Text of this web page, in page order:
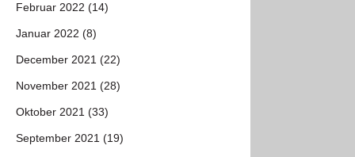
Februar 2022 (14)
Januar 2022 (8)
December 2021 (22)
November 2021 (28)
Oktober 2021 (33)
September 2021 (19)